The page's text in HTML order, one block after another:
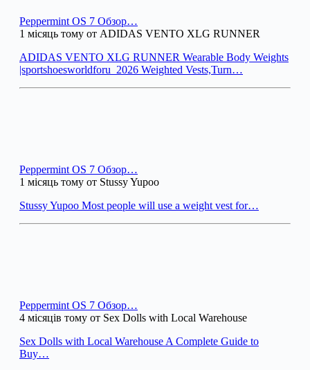
Peppermint OS 7 Обзор…
1 місяць тому от ADIDAS VENTO XLG RUNNER
ADIDAS VENTO XLG RUNNER Wearable Body Weights
|sportshoesworldforu_2026 Weighted Vests,Turn…
Peppermint OS 7 Обзор…
1 місяць тому от Stussy Yupoo
Stussy Yupoo Most people will use a weight vest for…
Peppermint OS 7 Обзор…
4 місяців тому от Sex Dolls with Local Warehouse
Sex Dolls with Local Warehouse A Complete Guide to
Buy…